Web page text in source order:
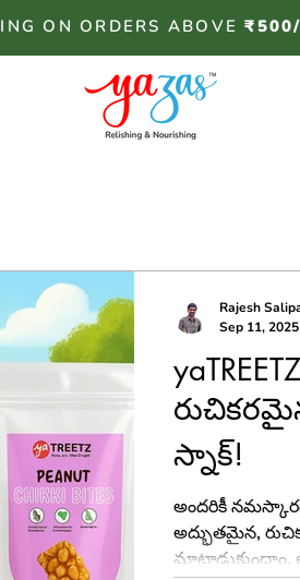
ON ORDERS ABOVE ₹500/
స్నాక్!
అందరికీ
అద్భుతమైన,
మాట్లాడుకుందాం.
Rajesh
Sep 11, 2025